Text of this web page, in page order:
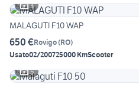
3
MALAGUTI F10 WAP
650 €Rovigo(RO)
Usato02/200725000 KmScooter
5